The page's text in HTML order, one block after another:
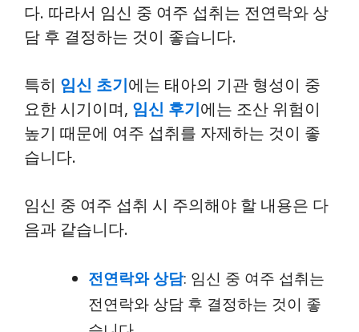
다. 따라서 임신 중 여주 섭취는 전연락와 상
담 후 결정하는 것이 좋습니다.
특히 임신 초기에는 태아의 기관 형성이 중
요한 시기이며, 임신 후기에는 조산 위험이
높기 때문에 여주 섭취를 자제하는 것이 좋
습니다.
임신 중 여주 섭취 시 주의해야 할 내용은 다
음과 같습니다.
전연락와 상담: 임신 중 여주 섭취는
전연락와 상담 후 결정하는 것이 좋